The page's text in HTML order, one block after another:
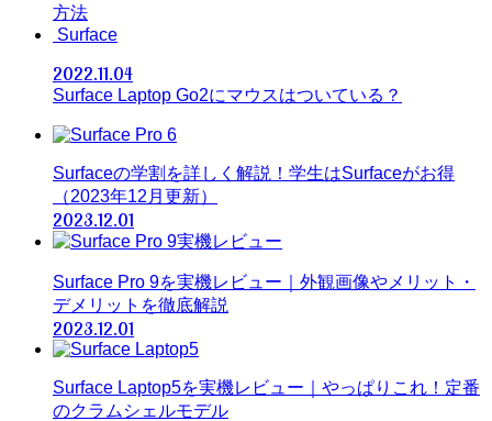
方法
Surface
2022.11.04
Surface Laptop Go2にマウスはついている？
Surfaceの学割を詳しく解説！学生はSurfaceがお得
（2023年12月更新）
2023.12.01
Surface Pro 9を実機レビュー｜外観画像やメリット・
デメリットを徹底解説
2023.12.01
Surface Laptop5を実機レビュー｜やっぱりこれ！定番
のクラムシェルモデル